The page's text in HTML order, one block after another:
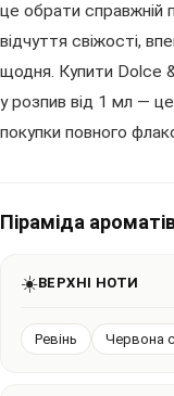
це обрати
відчуття свіжості,
щодня. Купити Dolce
у розпив від 1 мл —
покупки повного
Піраміда
☀️ВЕРХНІ НОТИ
Ревінь Червона